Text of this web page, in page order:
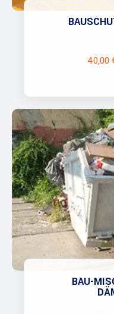
40,00
BAU-